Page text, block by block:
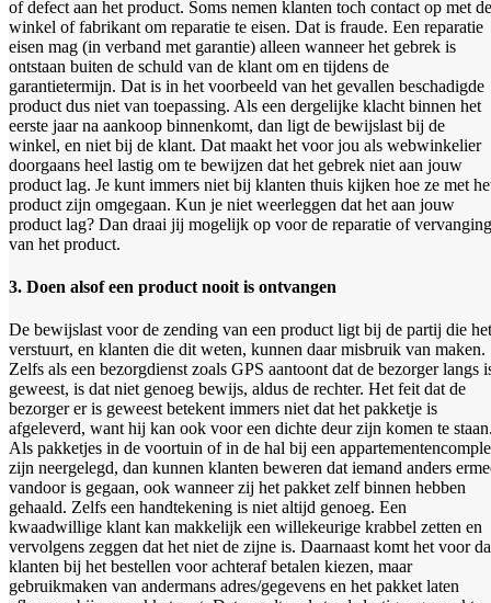
of defect aan het product. Soms nemen klanten toch contact op met de
winkel of fabrikant om reparatie te eisen. Dat is fraude. Een reparatie
eisen mag (in verband met garantie) alleen wanneer het gebrek is
ontstaan buiten de schuld van de klant om en tijdens de
garantietermijn. Dat is in het voorbeeld van het gevallen beschadigde
product dus niet van toepassing. Als een dergelijke klacht binnen het
eerste jaar na aankoop binnenkomt, dan ligt de bewijslast bij de
winkel, en niet bij de klant. Dat maakt het voor jou als webwinkelier
doorgaans heel lastig om te bewijzen dat het gebrek niet aan jouw
product lag. Je kunt immers niet bij klanten thuis kijken hoe ze met
product zijn omgegaan. Kun je niet weerleggen dat het aan jouw
product lag? Dan draai jij mogelijk op voor de reparatie of vervanging
van het product.
3. Doen alsof een product nooit is ontvangen
De bewijslast voor de zending van een product ligt bij de partij die het
verstuurt, en klanten die dit weten, kunnen daar misbruik van maken.
Zelfs als een bezorgdienst zoals GPS aantoont dat de bezorger langs
geweest, is dat niet genoeg bewijs, aldus de rechter. Het feit dat de
bezorger er is geweest betekent immers niet dat het pakketje is
afgeleverd, want hij kan ook voor een dichte deur zijn komen te
Als pakketjes in de voortuin of in de hal bij een
zijn neergelegd, dan kunnen klanten beweren dat iemand anders
vandoor is gegaan, ook wanneer zij het pakket zelf binnen hebben
gehaald. Zelfs een handtekening is niet altijd genoeg. Een
kwaadwillige klant kan makkelijk een willekeurige krabbel zetten en
vervolgens zeggen dat het niet de zijne is. Daarnaast komt het voor
klanten bij het bestellen voor achteraf betalen kiezen, maar
gebruikmaken van andermans adres/gegevens en het pakket laten